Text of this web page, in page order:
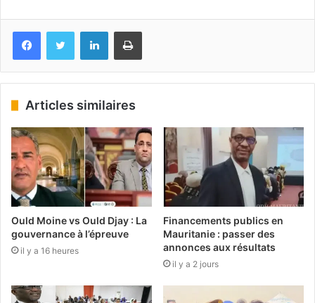
FacebookTwitter LinkedinImprimer
Articles similaires
Ould Moine vs Ould Djay : La
gouvernance à l’épreuve
il y a 16 heures
Financements publics en
Mauritanie : passer des
annonces aux résultats
il y a 2 jours